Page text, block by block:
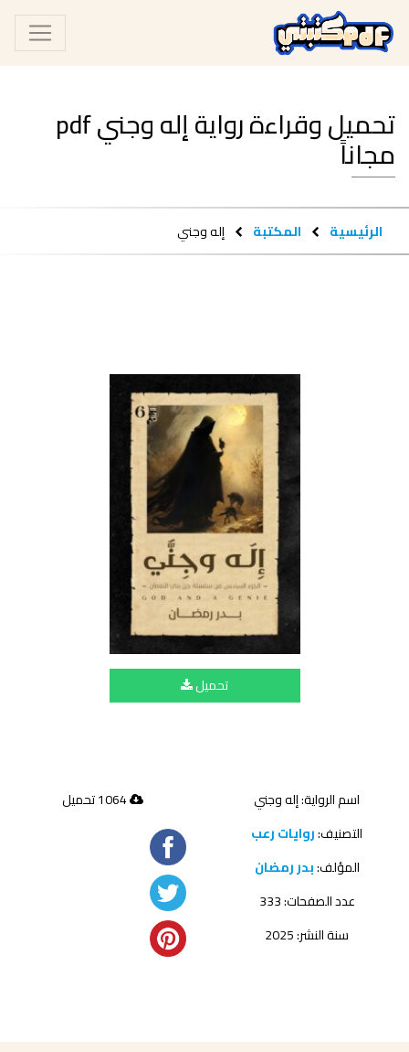
تحميل وقراءة رواية إله وجني pdf
مجاناً
الرئيسية المكتبة إله وجني
تحميل
اسم الرواية: إله وجني
التصنيف:روايات رعب
المؤلف:بدر رمضان
عدد الصفحات: 333
سنة النشر: 2025
1064 تحميل